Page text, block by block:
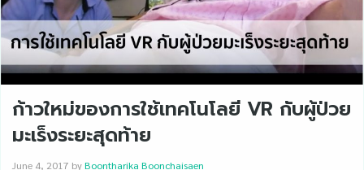
ก้าวใหม่ของการใช้เทคโนโลยี VR กับผู้ป่วย
มะเร็งระยะสุดท้าย
June 4, 2017 byBoontharika Boonchaisaen